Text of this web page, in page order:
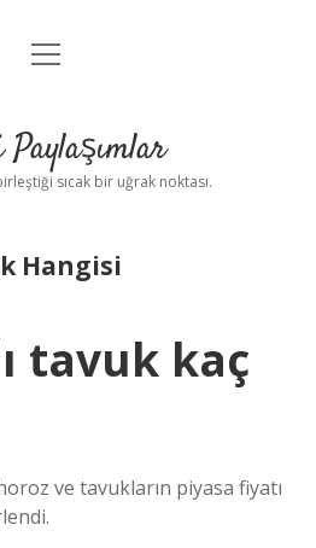
Anasayfa
Uyarı
menüyü
sıcak bir uğrak noktası.
Hangisi
tavuk kaç
ve tavukların piyasa fiyatı